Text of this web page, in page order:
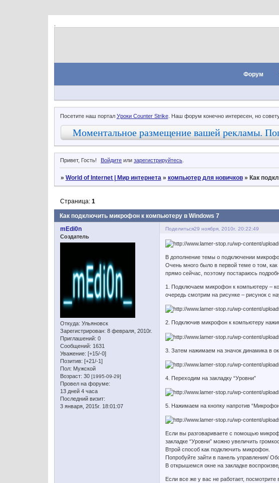
Форум
Посетите наш портал Уроки Counter Strike. Наш форум конечно интересен, но
Моментальное размещение вашей рекламы.
Привет, Гость! Войдите илизарегистрируйтесь.
» World of Internet | Мир интернета » компьютер для новичков » Как
Как подключить микрофон к компьютеру в Windows 7
Страница: 1
Поделиться29 ноября, 2010г. 20:22:49
mEdi0n
Создатель
Откуда: Ульяновск
Зарегистрирован: 8 февраля, 2010г.
Приглашений: 0
Сообщений: 1631
Уважение: [+15/-0]
Позитив: [+21/-1]
Пол: Мужской
Возраст: 30 [1995-09-29]
Провел на форуме:
13 дней 4 часа
Последний визит:
3 января, 2015г. 18:01:07
В дополнение темы о подключении
Очень много было в первой теме о том,
прямо сейчас, поэтому постараюсь
1. Подключаем микрофон к компьютеру –
очередь смотрим на рисунке – рисунок с
2. Подключив микрофон к компьютеру
3. Затем нажимаем на значок динамика в
4. Переходим на закладку “Уровни”
5. Нажимаем на кнопку напротив
Если вы разговариваете с помощью
закладке “Уровни” можно увеличить
Втрой способ как подключить микрофон.
Попробуйте зайти в панель управления/
В открышемся окне на закладке
Если все же у вас не работает,